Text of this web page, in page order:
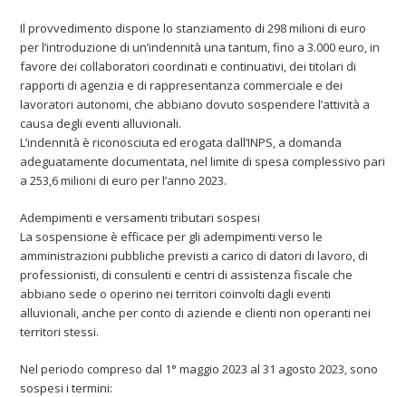
Il provvedimento dispone lo stanziamento di 298 milioni di euro
per l’introduzione di un’indennità una tantum, fino a 3.000 euro, in
favore dei collaboratori coordinati e continuativi, dei titolari di
rapporti di agenzia e di rappresentanza commerciale e dei
lavoratori autonomi, che abbiano dovuto sospendere l’attività a
causa degli eventi alluvionali.
L’indennità è riconosciuta ed erogata dall’INPS, a domanda
adeguatamente documentata, nel limite di spesa complessivo pari
a 253,6 milioni di euro per l’anno 2023.
Adempimenti e versamenti tributari sospesi
La sospensione è efficace per gli adempimenti verso le
amministrazioni pubbliche previsti a carico di datori di lavoro, di
professionisti, di consulenti e centri di assistenza fiscale che
abbiano sede o operino nei territori coinvolti dagli eventi
alluvionali, anche per conto di aziende e clienti non operanti nei
territori stessi.
Nel periodo compreso dal 1° maggio 2023 al 31 agosto 2023, sono
sospesi i termini: